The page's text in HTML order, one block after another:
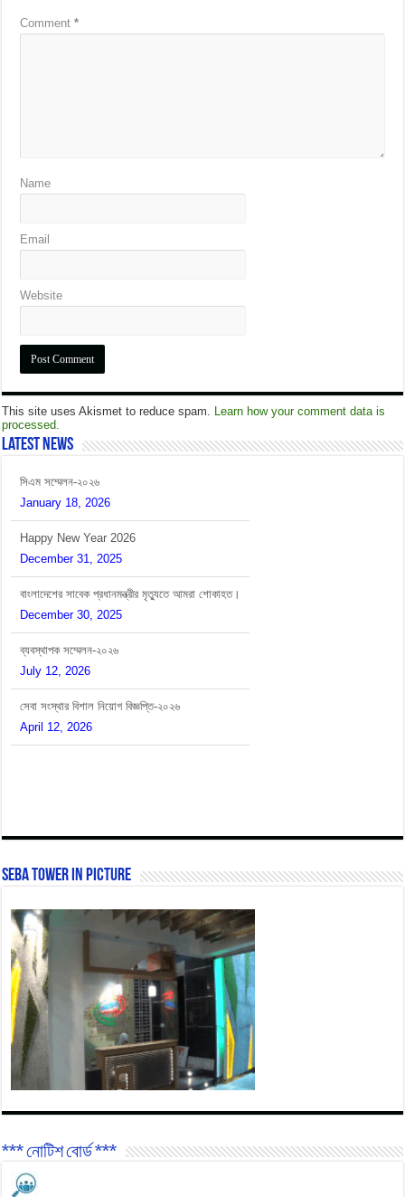
Comment*
Name
Email
Website
This site uses Akismet to reduce spam. Learn how your comment data is
processed.
Latest News
সিএম সম্মেলন-২০২৬
January 18, 2026
Happy New Year 2026
December 31, 2025
বাংলাদেশের সাবেক প্রধানমন্ত্রীর মৃত্যুতে আমরা শোকাহত।
December 30, 2025
ব্যবস্থাপক সম্মেলন-২০২৬
July 12, 2026
সেবা সংস্থার বিশাল নিয়োগ বিজ্ঞপ্তি-২০২৬
April 12, 2026
SEBA Tower In Picture
*** নোটিশ বোর্ড ***